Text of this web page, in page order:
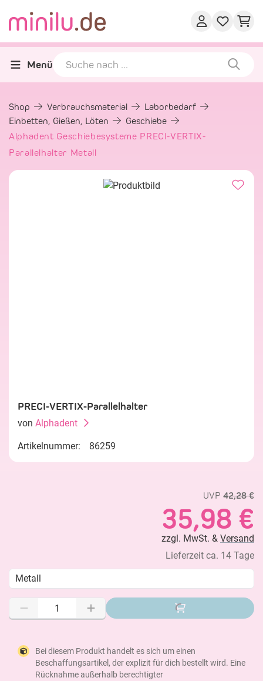
Menü
Shop Verbrauchsmaterial
Laborbedarf
Einbetten, Gießen, Löten
Geschiebe
Alphadent Geschiebesysteme PRECI-VERTIX-
Parallelhalter Metall
PRECI-VERTIX-Parallelhalter
von Alphadent
Artikelnummer: 86259
UVP 42,28 €
35,98 €
zzgl. MwSt. & Versand
Lieferzeit ca. 14 Tage
Metall
Bei diesem Produkt handelt es sich um einen
Beschaffungsartikel, der explizit für dich bestellt wird. Eine
Rücknahme außerhalb berechtigter